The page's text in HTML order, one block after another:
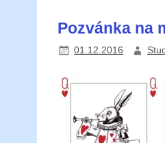
Pozvánka na
01.12.2016